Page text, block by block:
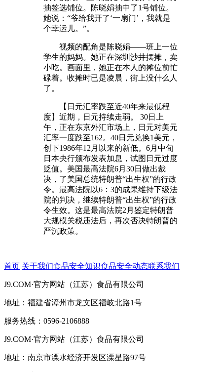
抽签选铺位。陈晓娟抽中了1号铺位。
她说：“爷给我开了‘一扇门’，我就是
个幸运儿。”。
视频的配角是陈晓娟——班上一位
学生的妈妈。她正在深圳沙井摆摊，卖
小吃。画面里，她正在本人的摊位前忙
碌着。收摊时已是凌晨，街上没什么人
了。
【日元汇率跌至近40年来最低程
度】近期，日元持续走弱。 30日上
午，正在东京外汇市场上，日元对美元
汇率一度跌至162。40日元兑换1美元，
创下1986年12月以来的新低。6月中旬
日本央行颁布发表加息，试图日元过度
贬值。美国最高法院6月30日做出裁
决，了美国总统特朗普“出生权”的行政
令。最高法院以6：3的成果维持下级法
院的判决，继续特朗普“出生权”的行政
令生效。这是最高法院2月鉴定特朗普
大规模关税违法后，再次否决特朗普的
严沉政策。
首页 关于我们食品安全知识食品安全动态联系我们
J9.COM·官方网站（江苏）食品有限公司
地址：福建省漳州市龙文区福岐北路1号
服务热线：0596-2106888
J9.COM·官方网站（江苏）食品有限公司
地址：南京市溧水经济开发区溧星路97号